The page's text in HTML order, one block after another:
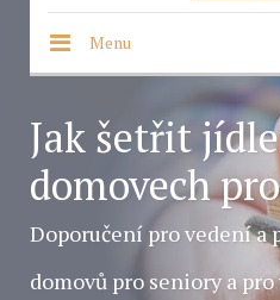
Menu
Jak šetřit
domovech
Doporučení pro vedení a
domovů pro seniory a